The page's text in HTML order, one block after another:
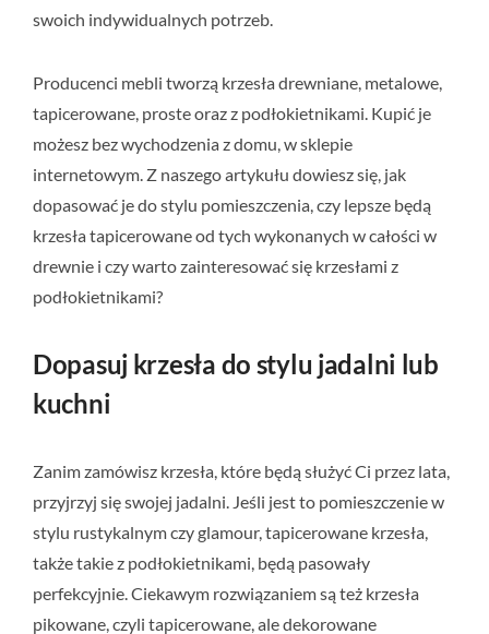
swoich indywidualnych potrzeb.
Producenci mebli tworzą krzesła drewniane, metalowe,
tapicerowane, proste oraz z podłokietnikami. Kupić je
możesz bez wychodzenia z domu, w sklepie
internetowym. Z naszego artykułu dowiesz się, jak
dopasować je do stylu pomieszczenia, czy lepsze będą
krzesła tapicerowane od tych wykonanych w całości w
drewnie i czy warto zainteresować się krzesłami z
podłokietnikami?
Dopasuj krzesła do stylu jadalni lub
kuchni
Zanim zamówisz krzesła, które będą służyć Ci przez lata,
przyjrzyj się swojej jadalni. Jeśli jest to pomieszczenie w
stylu rustykalnym czy glamour, tapicerowane krzesła,
także takie z podłokietnikami, będą pasowały
perfekcyjnie. Ciekawym rozwiązaniem są też krzesła
pikowane, czyli tapicerowane, ale dekorowane